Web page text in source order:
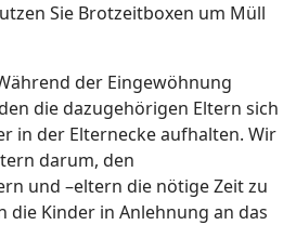
Sie Brotzeitboxen um Müll
der Eingewöhnung
die dazugehörigen Eltern sich
in der Elternecke aufhalten. Wir
darum, den
und –eltern die nötige Zeit zu
die Kinder in Anlehnung an das